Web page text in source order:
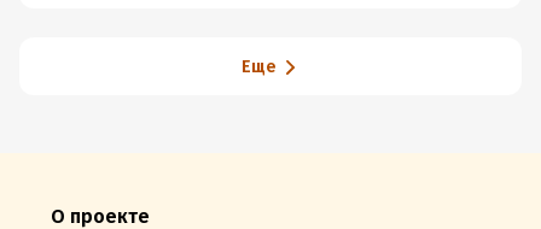
Еще
О проекте